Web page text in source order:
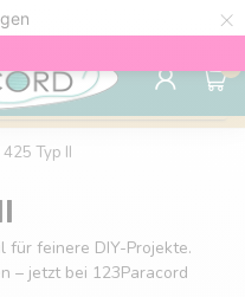
×
150 €
0
Typ II
für feinere DIY-Projekte.
– jetzt bei 123Paracord